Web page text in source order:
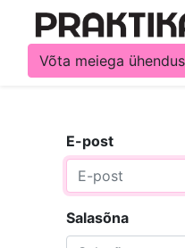
Võta meiega
E-post
Salasõna